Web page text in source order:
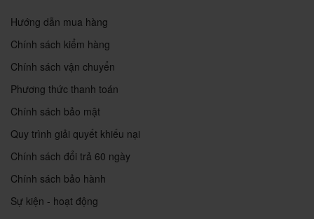
Hướng dẫn mua hàng
Chính sách kiểm hàng
Chính sách vận chuyển
Phương thức thanh toán
Chính sách bảo mật
Quy trình giải quyết khiếu nại
Chính sách đổi trả 60 ngày
Chính sách bảo hành
Sự kiện - hoạt động